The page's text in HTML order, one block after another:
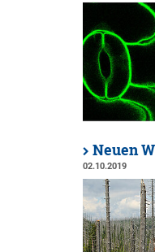
Neuen
02.10.2019